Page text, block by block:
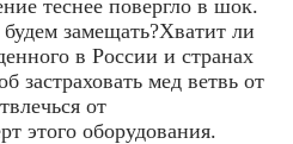
теснее повергло в шок.
замещать?Хватит ли
в России и странах
застраховать мед ветвь от
от
этого оборудования.